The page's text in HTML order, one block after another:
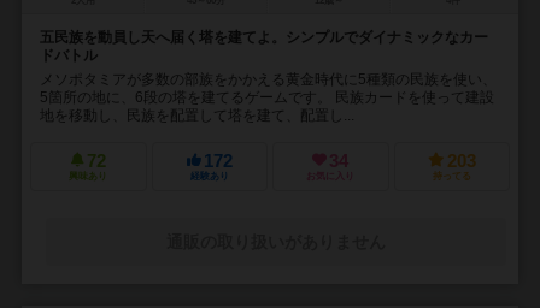
五民族を動員し天へ届く塔を建てよ。シンプルでダイナミックなカー
ドバトル
メソポタミアが多数の部族をかかえる黄金時代に5種類の民族を使い、
5箇所の地に、6段の塔を建てるゲームです。 民族カードを使って建設
地を移動し、民族を配置して塔を建て、配置し...
72
興味あり
172
経験あり
34
お気に入り
203
持ってる